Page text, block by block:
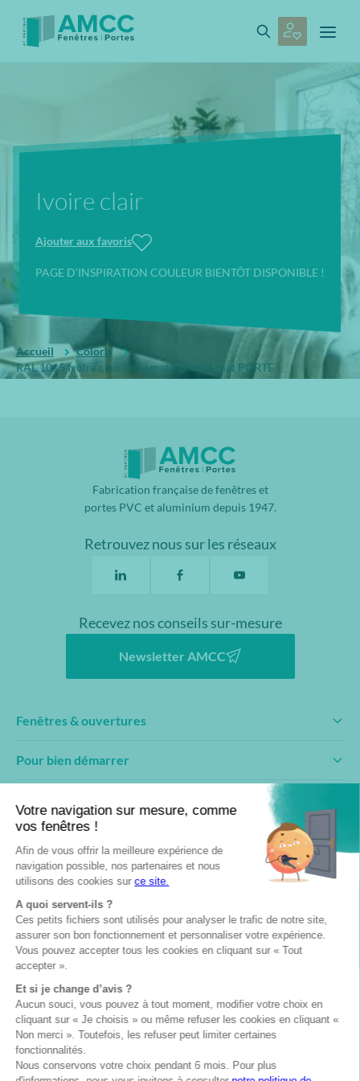
Ivoire clair
Ajouter aux favoris
PAGE D’INSPIRATION COULEUR BIENTÔT DISPONIBLE !
Accueil
Coloris
RAL 1015 Ivoire clair Lisse mat / granité mat PORTE
Fabrication française de fenêtres et
portes PVC et aluminium depuis 1947.
Retrouvez nous sur les réseaux
Recevez nos conseils sur-mesure
Newsletter AMCC
Fenêtres & ouvertures
Pour bien démarrer
Devenir partenaireClub AMCCDocumentation
Formation & pose
Fabriqué en
France
© 2026— AMCC Fenêtres/Portes
Mentions légalesPolitique de confidentialitéPolitique de cookies
Site réalisé par Data Projekt